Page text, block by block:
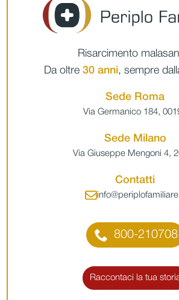
Risarcimento
Da oltre 30 anni, sempre
Sede Roma
Via Germanico 184,
Sede Milano
Via Giuseppe Mengoni 4,
Contatti
800-210708
Raccontaci la tua